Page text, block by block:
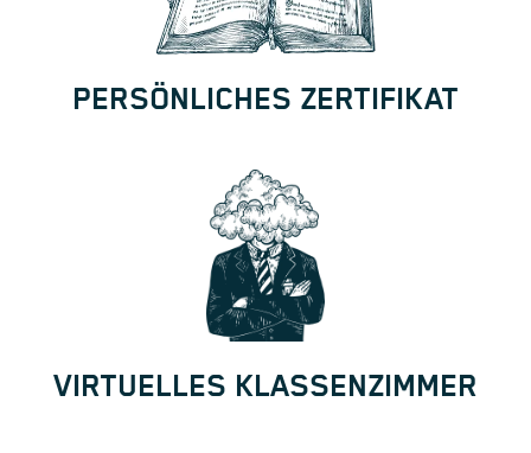
PERSÖNLICHES ZERTIFIKAT
VIRTUELLES KLASSENZIMMER